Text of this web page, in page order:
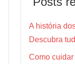
A história
Descubra
Como